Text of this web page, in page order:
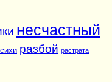
несчастный
разбой растрата